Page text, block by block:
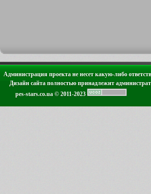
Администрация проекта не несет какую-либо
Дизайн сайта полностью принадлежит
pes-stars.co.ua © 2011-2023